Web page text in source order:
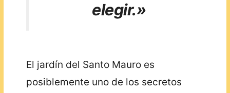
elegir.»
El jardín del Santo Mauro es
posiblemente uno de los secretos